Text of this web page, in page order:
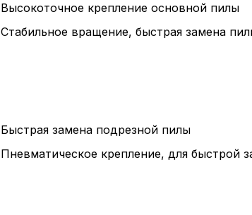
Высокоточное крепление основной пилы
Стабильное вращение, быстрая замена
Быстрая замена подрезной пилы
Пневматическое крепление, для быстрой